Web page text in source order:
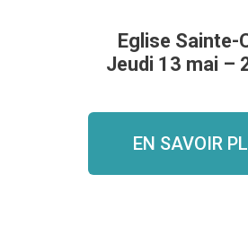
Eglise Sainte-
Jeudi 13 mai –
EN SAVOIR